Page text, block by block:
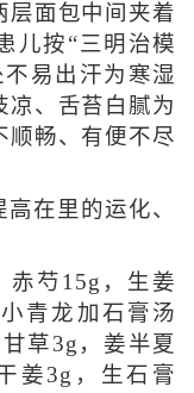
层面包中间夹着
儿按“三明治模
易出汗为寒湿
凉、舌苔白腻为
顺畅、有便不尽
在里的运化、
赤芍15g，生姜
青龙加石膏汤
草3g，姜半夏
姜3g，生石膏